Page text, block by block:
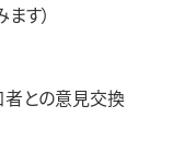
す）
との意見交換